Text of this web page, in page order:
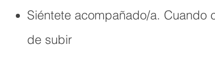
Siéntete acompañado/a. Cuando
de subir